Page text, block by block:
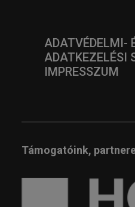
ADATVÉDELMI-
ADATKEZELÉSI
IMPRESSZUM
Támogatóink,